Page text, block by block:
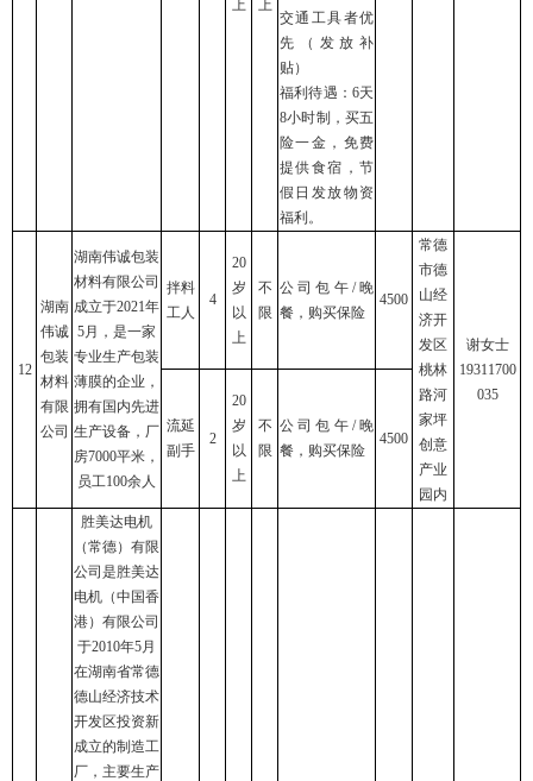
上 上
交通工具者优
先（发放补
贴）
福利待遇：6天
8小时制，买五
险一金，免费
提供食宿，节
假日发放物资
福利。
12
湖南
伟诚
包装
材料
有限
公司
湖南伟诚包装
材料有限公司
成立于2021年
5月，是一家
专业生产包装
薄膜的企业，
拥有国内先进
生产设备，厂
房7000平米，
员工100余人
拌料
工人
4
20
岁
以
上
不
限
公司包午/晚
餐，购买保险
4500
常德
市德
山经
济开
发区
桃林
路河
家坪
创意
产业
园内
谢女士
19311700
035
流延
副手
2
20
岁
以
上
不
限
公司包午/晚
餐，购买保险
4500
胜美达电机
（常德）有限
公司是胜美达
电机（中国香
港）有限公司
于2010年5月
在湖南省常德
德山经济技术
开发区投资新
成立的制造工
厂，主要生产